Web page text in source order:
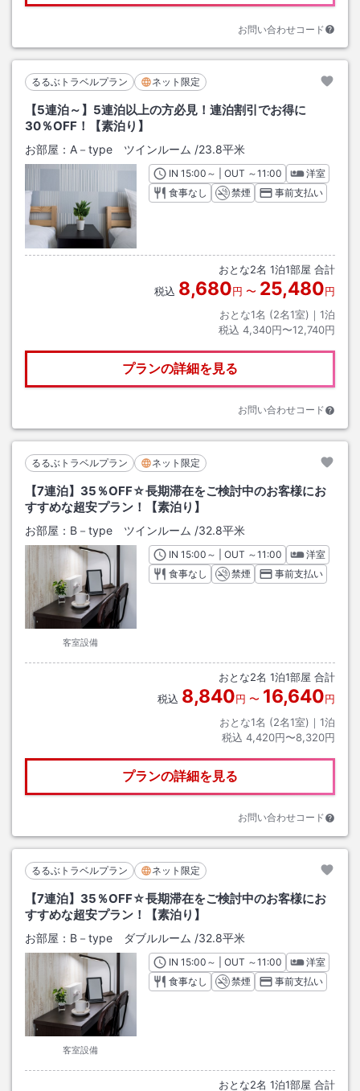
お問い合わせコード
るるぶトラベルプラン ネット限定
【5連泊～】5連泊以上の方必見！連泊割引でお得に
30％OFF！【素泊り】
お部屋： A－type ツインルーム /23.8平米
INチェックイン
15:00 ～ | OUT チェックアウト
～11:00
洋室
食事なし
禁煙 事前支払い
おとな2名 1泊1部屋 合計
税込 8,680円 〜 25,480円
おとな1名 (2名1室)｜ 1泊
税込 4,340円〜12,740円
プランの詳細を見る
お問い合わせコード
るるぶトラベルプラン ネット限定
【7連泊】35％OFF☆長期滞在をご検討中のお客様にお
すすめな超安プラン！【素泊り】
お部屋： B－type ツインルーム /32.8平米
客室設備
INチェックイン
15:00 ～ | OUT チェックアウト
～11:00
洋室
食事なし
禁煙 事前支払い
おとな2名 1泊1部屋 合計
税込 8,840円 〜 16,640円
おとな1名 (2名1室)｜ 1泊
税込 4,420円〜8,320円
プランの詳細を見る
お問い合わせコード
るるぶトラベルプラン ネット限定
【7連泊】35％OFF☆長期滞在をご検討中のお客様にお
すすめな超安プラン！【素泊り】
お部屋： B－type ダブルルーム /32.8平米
客室設備
INチェックイン
15:00 ～ | OUT チェックアウト
～11:00
洋室
食事なし
禁煙 事前支払い
おとな2名 1泊1部屋 合計